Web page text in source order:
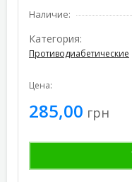
Наличие:
Категория:
Противодиабетические
Цена:
285,00 грн